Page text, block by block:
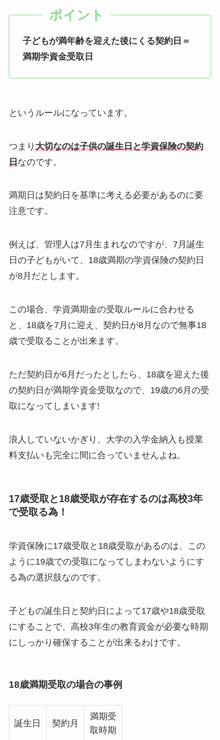
子どもが満年齢を迎えた後にくる契約日＝
満期学資金受取日
というルールになっています。
つまり 大切なのは子供の誕生日と学資保険の契約
日なのです。
満期日は契約日を基準に考える必要があるのに要
注意です。
例えば、管理人は7月生まれなのですが、7月誕生
日の子どもがいて、18歳満期の学資保険の契約日
が8月だとします。
この場合、学資満期金の受取ルールに合わせる
と、18歳を7月に迎え、契約日が8月なので無事18
歳で受取ることが出来ます。
ただ契約日が6月だったとしたら、18歳を迎えた後
の契約日が満期学資金受取なので、19歳の6月の受
取になってしまいます!
浪人していないかぎり、大学の入学金納入も授業
料支払いも完全に間に合っていませんよね。
17歳受取と18歳受取が存在するのは高校3年
で受取る為！
学資保険に17歳受取と18歳受取があるのは、この
ように19歳での受取になってしまわないようにす
る為の選択肢なのです。
子どもの誕生日と契約日によって17歳や18歳受取
にすることで、高校3年生の教育資金が必要な時期
にしっかり確保することが出来るわけです。
18歳満期受取の場合の事例
誕生日 契約月
満期受
取時期